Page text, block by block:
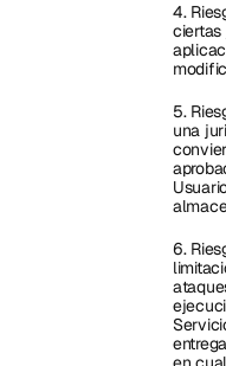
4.
ciertas
5.
una
6.